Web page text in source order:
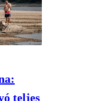
teljes